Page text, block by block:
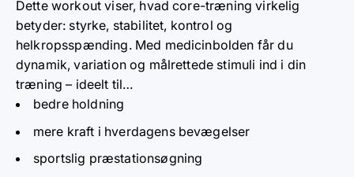
Dette workout viser, hvad core-træning virkelig
betyder: styrke, stabilitet, kontrol og
helkropsspænding. Med medicinbolden får du
dynamik, variation og målrettede stimuli ind i din
træning – ideelt til…
bedre holdning
mere kraft i hverdagens bevægelser
sportslig præstationsøgning